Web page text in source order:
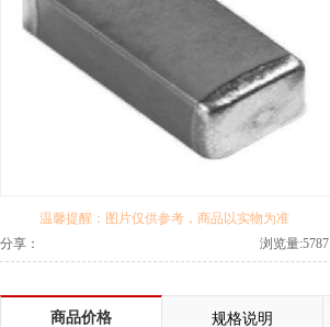
温馨提醒：图片仅供参考，商品以实物为准
浏览量:5787
分享：
商品价格 规格说明